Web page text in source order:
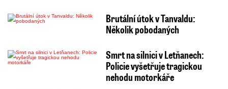
Brutální útok v Tanvaldu:
Několik pobodaných
Smrt na silnici v Letňanech:
Policie vyšetřuje tragickou
nehodu motorkáře